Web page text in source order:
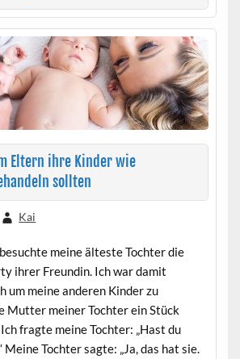
Eltern ihre Kinder wie
sollten
Kai
meine älteste Tochter die
ihrer Freundin. Ich war damit
um meine anderen Kinder zu
Mutter meiner Tochter ein Stück
fragte meine Tochter: „Hast du
Meine Tochter sagte: „Ja, das hat sie.